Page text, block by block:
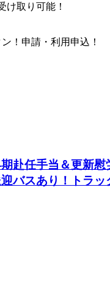
け取り可能！
！申請・利用申込！
期赴任手当＆更新
バスあり！トラ